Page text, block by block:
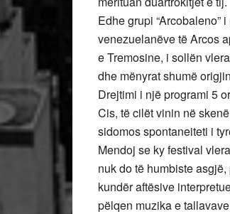
Edhe grupi “Arcobaleno”
venezuelanëve të Arcos
e Tremosine, i sollën
dhe mënyrat shumë
Drejtimi i një programi 5
Cis, të cilët vinin në
sidomos spontaneiteti i
Mendoj se ky festival
nuk do të humbiste
kundër aftësive
pëlqen muzika e